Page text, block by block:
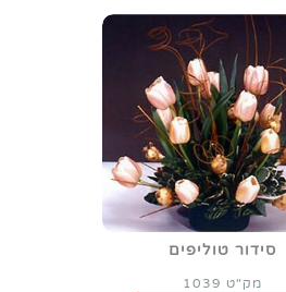
סידור טוליפים
מק"ט 1039